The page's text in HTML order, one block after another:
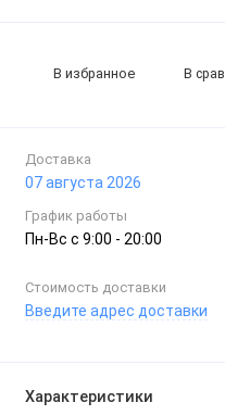
Доставка
07 августа 2026
График работы
Пн-Вc с 9:00 - 20:00
Стоимость доставки
Введите адрес доставки
В избранное В
Характеристики